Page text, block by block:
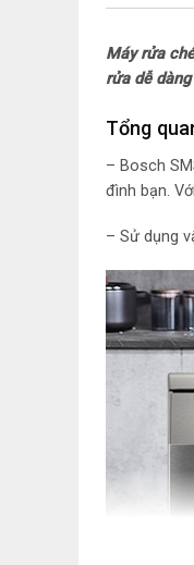
Máy rửa
rửa dễ
Tổng
– Bosch
đình bạn.
– Sử dụng